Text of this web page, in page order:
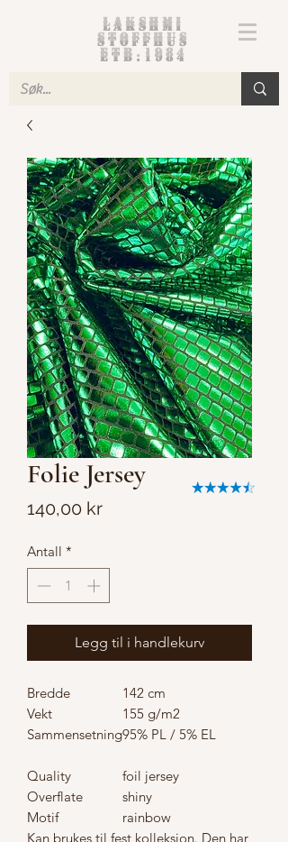
Lakshmi
Stoffhus
etb.1984
Folie Jersey
140,00 krPris
Antall *
Legg til i handlekurv
Bredde
142 cm
Vekt
155 g/m2
Sammensetning95% PL / 5% EL
Quality
foil jersey
Overflate
shiny
Motif
rainbow
Kan brukes til fest kolleksjon. Den har